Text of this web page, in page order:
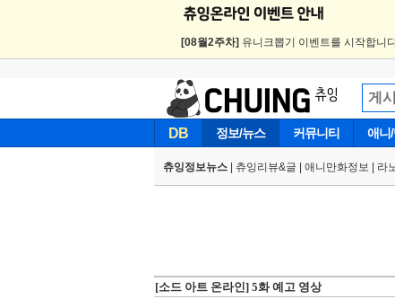
[08월2주차] 유니크뽑기 이벤트를 시작합니
DB 정보/뉴스 커뮤니티 애니
츄잉정보뉴스 츄잉리뷰&글 애니만화정보 라
[소드 아트 온라인] 5화 예고 영상